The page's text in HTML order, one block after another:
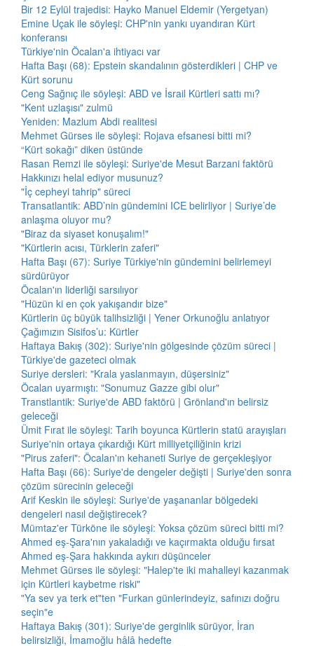
Bir 12 Eylül trajedisi: Hayko Manuel Eldemir (Yergetyan)
Emine Uçak ile söyleşi: CHP'nin yankı uyandıran Kürt
konferansı
Türkiye'nin Öcalan'a ihtiyacı var
Hafta Başı (68): Epstein skandalının gösterdikleri | CHP ve
Kürt sorunu
Ceng Sağnıç ile söyleşi: ABD ve İsrail Kürtleri sattı mı?
"Kent uzlaşısı" zulmü
Yeniden: Mazlum Abdi realitesi
Mehmet Gürses ile söyleşi: Rojava efsanesi bitti mi?
“Kürt sokağı” diken üstünde
Rasan Remzi ile söyleşi: Suriye'de Mesut Barzani faktörü
Hakkınızı helal ediyor musunuz?
"İç cepheyi tahrip" süreci
Transatlantik: ABD’nin gündemini ICE belirliyor | Suriye’de
anlaşma oluyor mu?
"Biraz da siyaset konuşalım!"
"Kürtlerin acısı, Türklerin zaferi"
Hafta Başı (67): Suriye Türkiye'nin gündemini belirlemeyi
sürdürüyor
Öcalan'ın liderliği sarsılıyor
"Hüzün ki en çok yakışandır bize"
Kürtlerin üç büyük talihsizliği | Yener Orkunoğlu anlatıyor
Çağımızın Sisifos’u: Kürtler
Haftaya Bakış (302): Suriye'nin gölgesinde çözüm süreci |
Türkiye'de gazeteci olmak
Suriye dersleri: "Krala yaslanmayın, düşersiniz"
Öcalan uyarmıştı: "Sonumuz Gazze gibi olur"
Transtlantik: Suriye'de ABD faktörü | Grönland'ın belirsiz
geleceği
Ümit Fırat ile söyleşi: Tarih boyunca Kürtlerin statü arayışları
Suriye'nin ortaya çıkardığı Kürt milliyetçiliğinin krizi
"Pirus zaferi": Öcalan'ın kehaneti Suriye de gerçekleşiyor
Hafta Başı (66): Suriye'de dengeler değişti | Suriye'den sonra
çözüm sürecinin geleceği
Arif Keskin ile söyleşi: Suriye'de yaşananlar bölgedeki
dengeleri nasıl değiştirecek?
Mümtaz'er Türköne ile söyleşi: Yoksa çözüm süreci bitti mi?
Ahmed eş-Şara'nın yakaladığı ve kaçırmakta olduğu fırsat
Ahmed eş-Şara hakkında aykırı düşünceler
Mehmet Gürses ile söyleşi: "Halep'te iki mahalleyi kazanmak
için Kürtleri kaybetme riski"
"Ya sev ya terk et"ten "Furkan günlerindeyiz, safınızı doğru
seçin"e
Haftaya Bakış (301): Suriye'de gerginlik sürüyor, İran
belirsizliği, İmamoğlu hâlâ hedefte